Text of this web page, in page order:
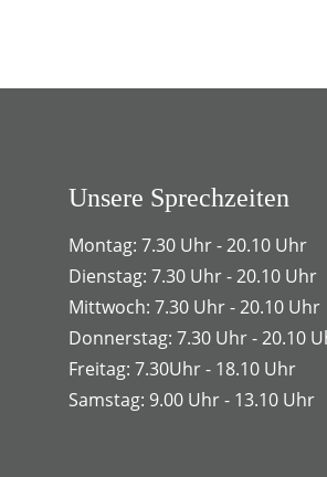
Unsere Sprechzeiten
Montag: 7.30 Uhr - 20.10 Uhr
Dienstag: 7.30 Uhr - 20.10 Uhr
Mittwoch: 7.30 Uhr - 20.10 Uhr
Donnerstag: 7.30 Uhr - 20.10
Freitag: 7.30Uhr - 18.10 Uhr
Samstag: 9.00 Uhr - 13.10 Uhr